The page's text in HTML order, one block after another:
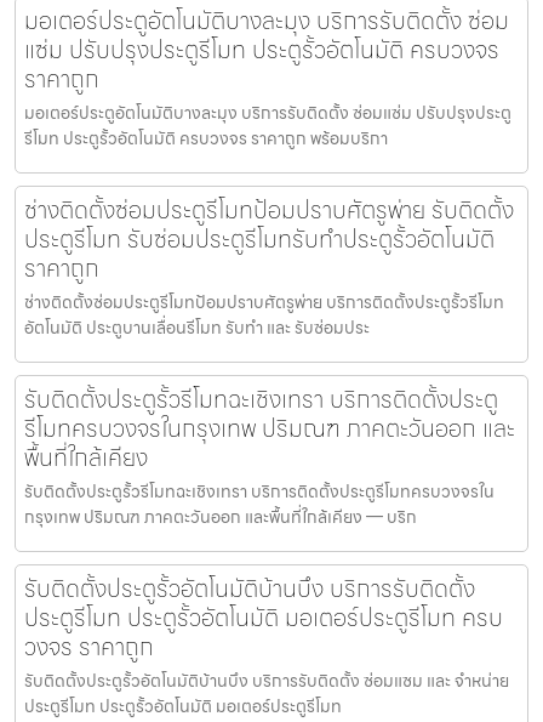
มอเตอร์ประตูอัตโนมัติบางละมุง บริการรับติดตั้ง ซ่อม
แซ่ม ปรับปรุงประตูรีโมท ประตูรั้วอัตโนมัติ ครบวงจร
ราคาถูก
มอเตอร์ประตูอัตโนมัติบางละมุง บริการรับติดตั้ง ซ่อมแซ่ม ปรับปรุงประตู
รีโมท ประตูรั้วอัตโนมัติ ครบวงจร ราคาถูก พร้อมบริกา
ช่างติดตั้งซ่อมประตูรีโมทป้อมปราบศัตรูพ่าย รับติดตั้ง
ประตูรีโมท รับซ่อมประตูรีโมทรับทำประตูรั้วอัตโนมัติ
ราคาถูก
ช่างติดตั้งซ่อมประตูรีโมทป้อมปราบศัตรูพ่าย บริการติดตั้งประตูรั้วรีโมท
อัตโนมัติ ประตูบานเลื่อนรีโมท รับทำ และ รับซ่อมประ
รับติดตั้งประตูรั้วรีโมทฉะเชิงเทรา บริการติดตั้งประตู
รีโมทครบวงจรในกรุงเทพ ปริมณฑ ภาคตะวันออก และ
พื้นที่ใกล้เคียง
รับติดตั้งประตูรั้วรีโมทฉะเชิงเทรา บริการติดตั้งประตูรีโมทครบวงจรใน
กรุงเทพ ปริมณฑ ภาคตะวันออก และพื้นที่ใกล้เคียง — บริก
รับติดตั้งประตูรั้วอัตโนมัติบ้านบึง บริการรับติดตั้ง
ประตูรีโมท ประตูรั้วอัตโนมัติ มอเตอร์ประตูรีโมท ครบ
วงจร ราคาถูก
รับติดตั้งประตูรั้วอัตโนมัติบ้านบึง บริการรับติดตั้ง ซ่อมแซม และ จำหน่าย
ประตูรีโมท ประตูรั้วอัตโนมัติ มอเตอร์ประตูรีโมท